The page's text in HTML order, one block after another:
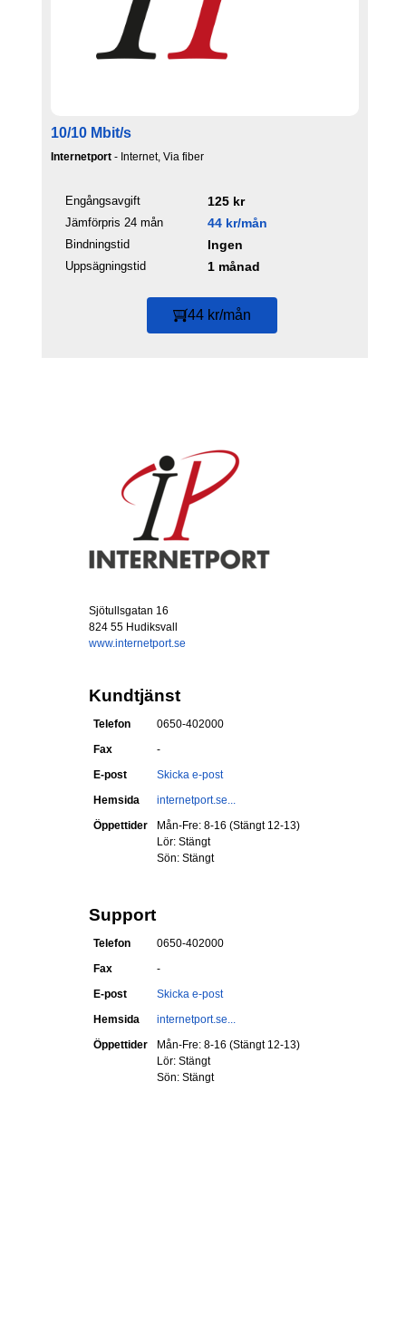
10/10 Mbit/s
Internetport - Internet, Via fiber
Engångsavgift 125 kr
Jämförpris 24 mån 44 kr/mån
Bindningstid Ingen
Uppsägningstid 1 månad
44 kr/mån
Sjötullsgatan 16
824 55 Hudiksvall
www.internetport.se
Kundtjänst
Telefon
0650-402000
Fax
-
E-post
Skicka e-post
Hemsida
internetport.se...
Öppettider
Mån-Fre: 8-16 (Stängt 12-13)
Lör: Stängt
Sön: Stängt
Support
Telefon
0650-402000
Fax
-
E-post
Skicka e-post
Hemsida
internetport.se...
Öppettider
Mån-Fre: 8-16 (Stängt 12-13)
Lör: Stängt
Sön: Stängt